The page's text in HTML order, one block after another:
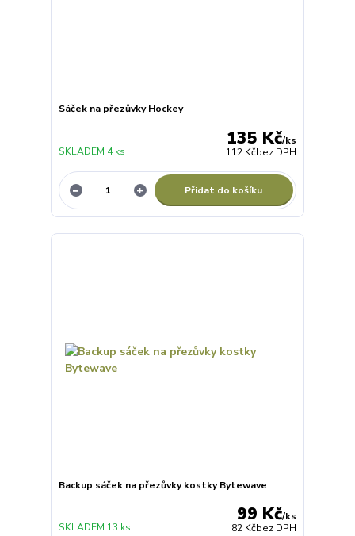
Sáček na přezůvky Hockey
135 Kč/ks
112 Kčbez DPH
SKLADEM 4 ks
Přidat do košíku
Backup sáček na přezůvky kostky Bytewave
99 Kč/ks
82 Kčbez DPH
SKLADEM 13 ks